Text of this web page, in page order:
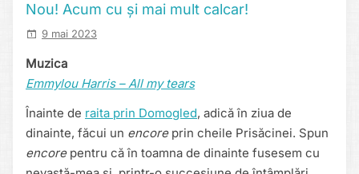
Nou! Acum cu și mai mult calcar!
9 mai 2023
Muzica
Emmylou Harris – All my tears
Înainte de raita prin Domogled, adică în ziua de
dinainte, făcui un encoreprin cheile Prisăcinei. Spun
encorepentru că în toamna de dinainte fusesem cu